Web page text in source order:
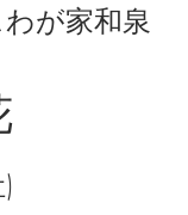
が家和泉